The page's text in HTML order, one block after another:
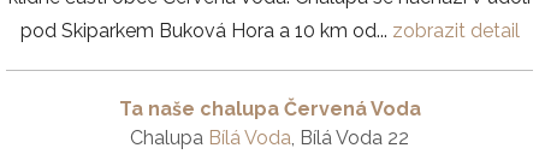
pod Skiparkem Buková Hora a 10 km od... zobrazit detail
Ta naše chalupa Červená Voda
Chalupa Bílá Voda , Bílá Voda 22